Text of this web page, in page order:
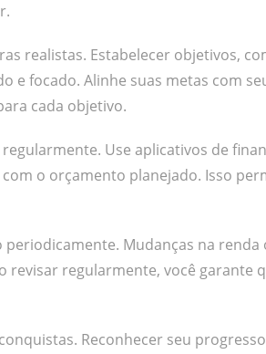
realistas. Estabelecer objetivos,
e focado. Alinhe suas metas com
cada objetivo.
Use aplicativos de
o orçamento planejado. Isso
periodicamente. Mudanças na
revisar regularmente, você garante
Reconhecer seu